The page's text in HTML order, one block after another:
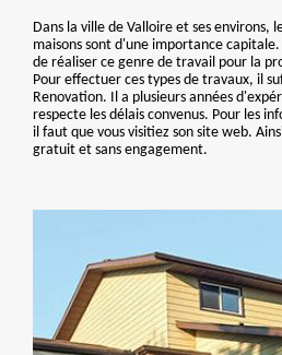
Dans la ville de Valloire et ses environs,
maisons sont d'une importance
de réaliser ce genre de travail pour la
Pour effectuer ces types de travaux, il
Renovation. Il a plusieurs années
respecte les délais convenus. Pour les
il faut que vous visitiez son site web.
gratuit et sans engagement.